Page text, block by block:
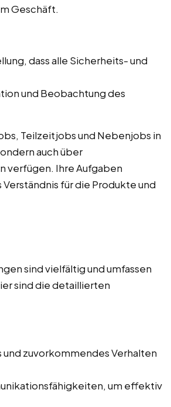
Geschäft.
dass alle Sicherheits- und
und Beobachtung des
Teilzeitjobs und Nebenjobs in
auch über
verfügen. Ihre Aufgaben
für die Produkte und
sind vielfältig und umfassen
sind die detaillierten
und zuvorkommendes Verhalten
um effektiv